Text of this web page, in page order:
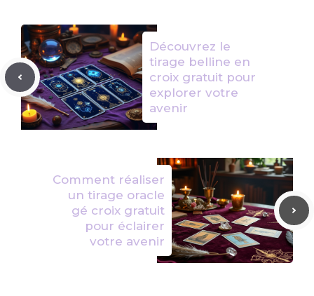
Découvrez le
tirage belline en
croix gratuit pour
explorer votre
avenir
Comment réaliser
un tirage oracle
gé croix gratuit
pour éclairer
votre avenir